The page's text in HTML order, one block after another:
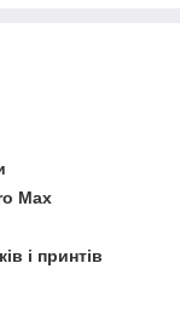
Max
і принтів